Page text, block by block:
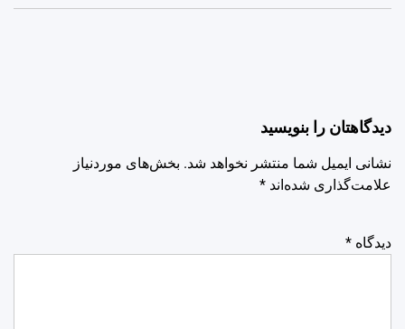
دیدگاهتان را بنویسید
نشانی ایمیل شما منتشر نخواهد شد. بخش‌های موردنیاز
علامت‌گذاری شده‌اند *
دیدگاه *